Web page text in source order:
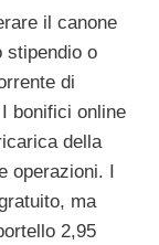
il canone
stipendio o
di
bonifici online
della
operazioni. I
ma
2,95